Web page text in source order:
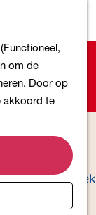
om de
Door op
akkoord te
de Bollenstreek